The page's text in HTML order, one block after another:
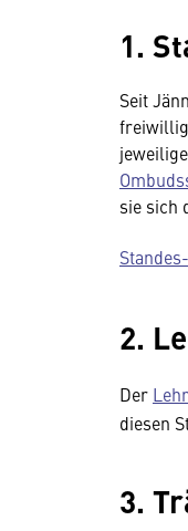
1.
Seit
sie sich
2.
Der
diesen
3.